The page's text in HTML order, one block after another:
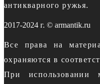
антикварного ружья.
2017-2024 г. © armantik.ru
Все права на
охраняются в
При использовании